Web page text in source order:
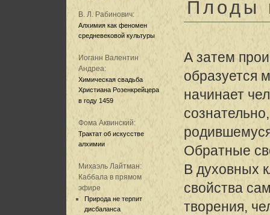
В. Л. Рабинович:
Алхимия как феномен
средневековой культуры
Иоганн Валентин
Андреа:
Химическая свадьба
Христиана Розенкрейцера
в году 1459
Фома Аквинский:
Трактат об искусстве
алхимии
Михаэль Лайтман:
Каббала в прямом
эфире
Природа не терпит
дисбаланса
Плоды
А затем
образуется
начинает
Обратные
В духовных
свойства
творения,